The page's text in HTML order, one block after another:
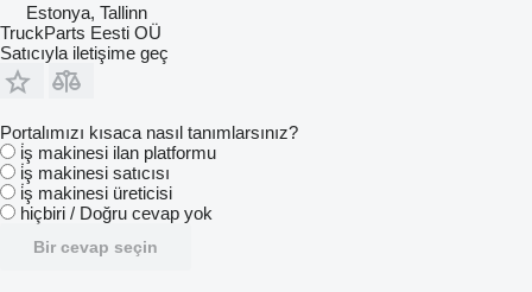
Estonya, Tallinn
TruckParts Eesti OÜ
Satıcıyla iletişime geç
Portalımızı kısaca nasıl tanımlarsınız?
i̇ş makinesi ilan platformu
i̇ş makinesi satıcısı
i̇ş makinesi üreticisi
hiçbiri / Doğru cevap yok
Bir cevap seçin